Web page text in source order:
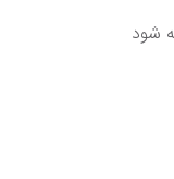
شود